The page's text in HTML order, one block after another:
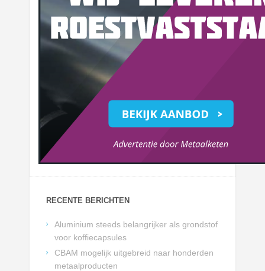
RECENTE BERICHTEN
Aluminium steeds belangrijker als grondstof
voor koffiecapsules
CBAM mogelijk uitgebreid naar honderden
metaalproducten